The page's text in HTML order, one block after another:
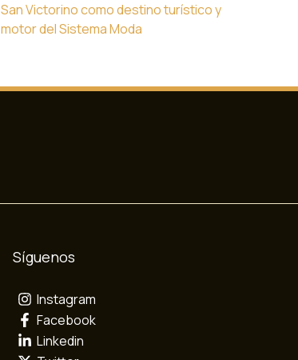
San Victorino como destino turístico y
motor del Sistema Moda
Síguenos
Instagram
Facebook
Linkedin